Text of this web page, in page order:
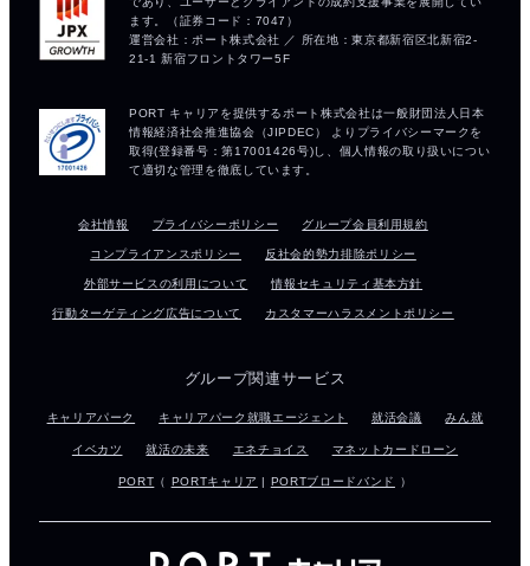
会社情報 プライバシーポリシー グループ会員利用規約
コンプライアンスポリシー 反社会的勢力排除ポリシー
外部サービスの利用について 情報セキュリティ基本方針
行動ターゲティング広告について カスタマーハラスメントポリシー